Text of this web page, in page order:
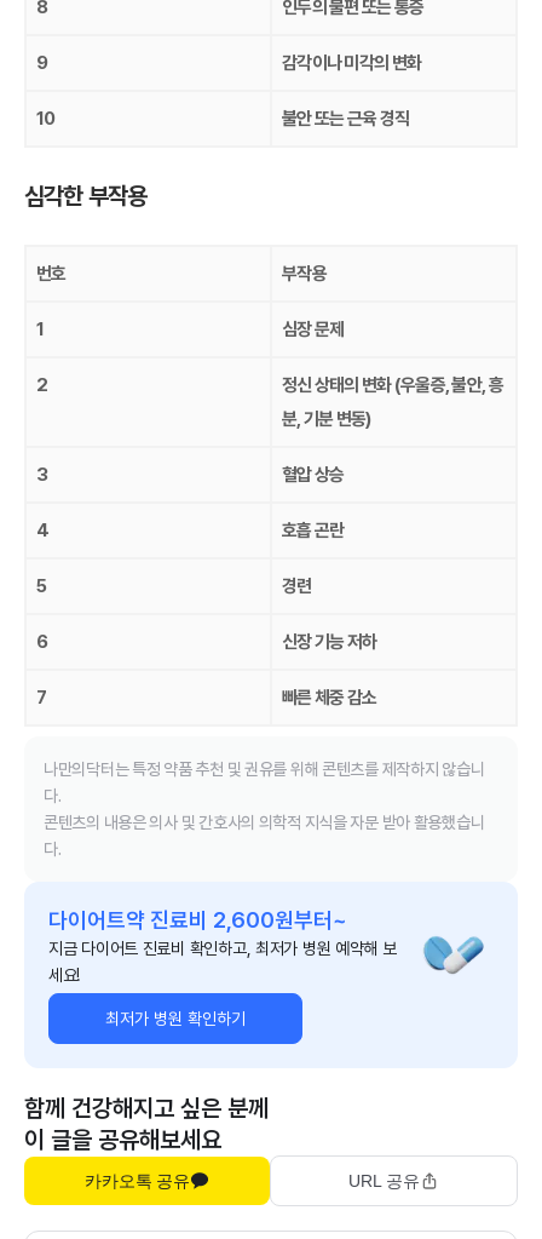
8 인두의 불편 또는 통증
9 감각이나 미각의 변화
10 불안 또는 근육 경직
심각한 부작용
번호 부작용
1 심장 문제
2
정신 상태의 변화 (우울증, 불안, 흥
분, 기분 변동)
3 혈압 상승
4 호흡 곤란
5 경련
6 신장 기능 저하
7 빠른 체중 감소
나만의닥터는 특정 약품 추천 및 권유를 위해 콘텐츠를 제작하지 않습니
다.
콘텐츠의 내용은 의사 및 간호사의 의학적 지식을 자문 받아 활용했습니
다.
다이어트약 진료비 2,600원부터~
지금 다이어트 진료비 확인하고, 최저가 병원 예약해 보
세요!
최저가 병원 확인하기
함께 건강해지고 싶은 분께
이 글을 공유해보세요
카카오톡 공유 URL 공유